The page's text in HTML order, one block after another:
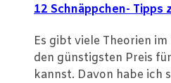
12 Schnäppchen- Tipps
Es gibt viele Theorien
den günstigsten Preis
kannst. Davon habe ich